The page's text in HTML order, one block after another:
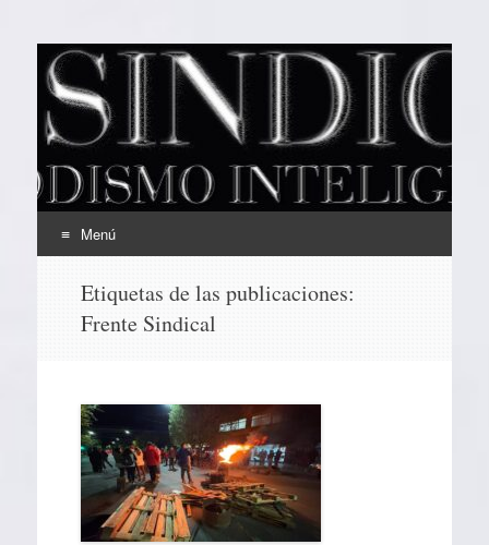
EL SINDICAL
Periodismo Inteligente
Menú
contenido
Etiquetas de las publicaciones:
Frente Sindical